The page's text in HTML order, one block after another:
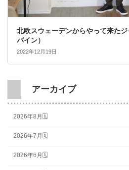
北欧スウェーデンからやって来た
バイン）
2022年12月19日
アーカイブ
2026年8月🗓
2026年7月🗓
2026年6月🗓